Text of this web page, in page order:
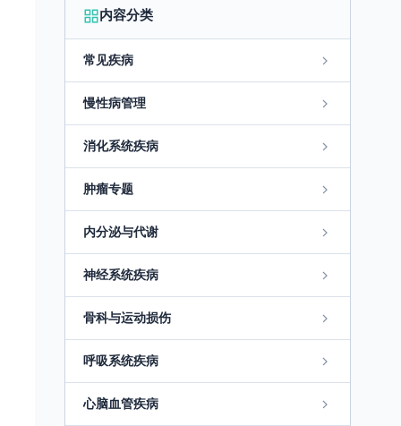
内容分类
常见疾病
慢性病管理
消化系统疾病
肿瘤专题
内分泌与代谢
神经系统疾病
骨科与运动损伤
呼吸系统疾病
心脑血管疾病